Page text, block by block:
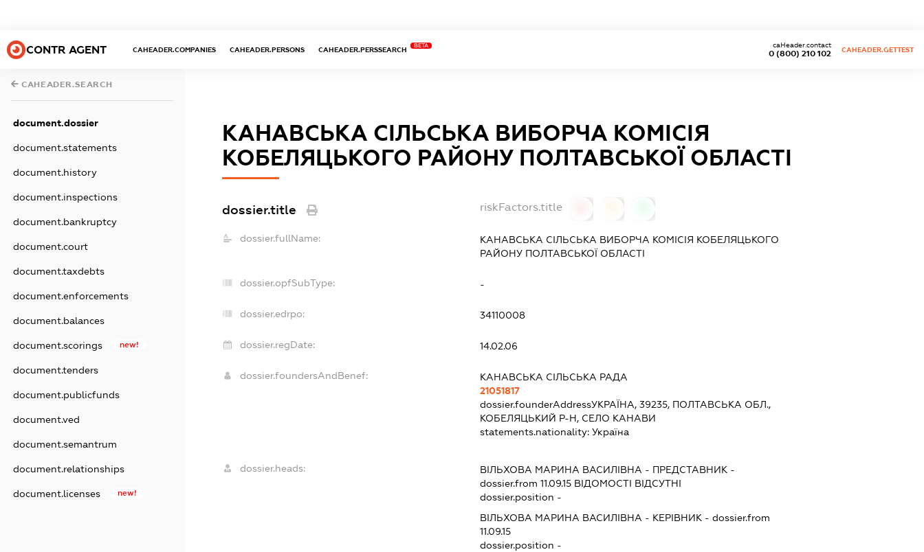
CONTR AGENT CAHEADER.COMPANIES CAHEADER.PERSONS CAHEADER.PERSSEARCH
BETA
0 (800) 210 102
caHeader.contact
CAHEADER.GETTEST
CAHEADER.SEARCH
document.dossier
document.statements
document.history
document.inspections
document.bankruptcy
document.court
document.taxdebts
document.enforcements
document.balances
document.scorings new!
document.tenders
document.publicfunds
document.ved
document.semantrum
document.relationships
document.licenses new!
КАНАВСЬКА СІЛЬСЬКА ВИБОРЧА КОМІСІЯ
КОБЕЛЯЦЬКОГО РАЙОНУ ПОЛТАВСЬКОЇ ОБЛАСТІ
dossier.title riskFactors.title
dossier.fullName:
КАНАВСЬКА СІЛЬСЬКА ВИБОРЧА КОМІСІЯ КОБЕЛЯЦЬКОГО
РАЙОНУ ПОЛТАВСЬКОЇ ОБЛАСТІ
dossier.opfSubType: -
dossier.edrpo: 34110008
dossier.regDate: 14.02.06
dossier.foundersAndBenef:
КАНАВСЬКА СІЛЬСЬКА РАДА
21051817
dossier.founderAddressУКРАЇНА, 39235, ПОЛТАВСЬКА ОБЛ.,
КОБЕЛЯЦЬКИЙ Р-Н, СЕЛО КАНАВИ
statements.nationality: Україна
dossier.heads: ВІЛЬХОВА МАРИНА ВАСИЛІВНА - ПРЕДСТАВНИК -
dossier.from 11.09.15ВІДОМОСТІ ВІДСУТНІ
dossier.position -
ВІЛЬХОВА МАРИНА ВАСИЛІВНА - КЕРІВНИК - dossier.from
11.09.15
dossier.position -